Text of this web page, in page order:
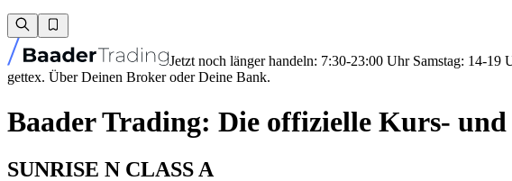
Jetzt noch länger handeln: 7:30-23:00 Uhr Samstag: 14-19
gettex. Über Deinen Broker oder Deine Bank.
Baader Trading: Die offizielle Kurs-
SUNRISE N CLASS A